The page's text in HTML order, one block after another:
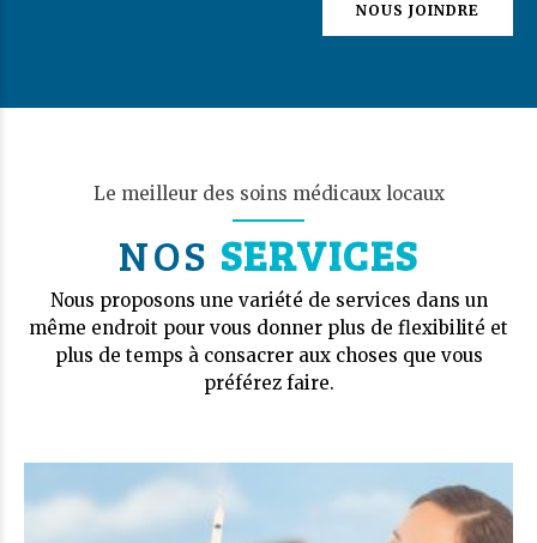
NOUS JOINDRE
Le meilleur des soins médicaux locaux
NOS SERVICES
Nous proposons une variété de services dans un
même endroit pour vous donner plus de flexibilité et
plus de temps à consacrer aux choses que vous
préférez faire.